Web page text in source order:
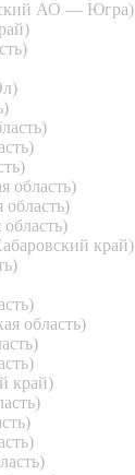
АО — Югра)
область)
область)
край)
область)
край)